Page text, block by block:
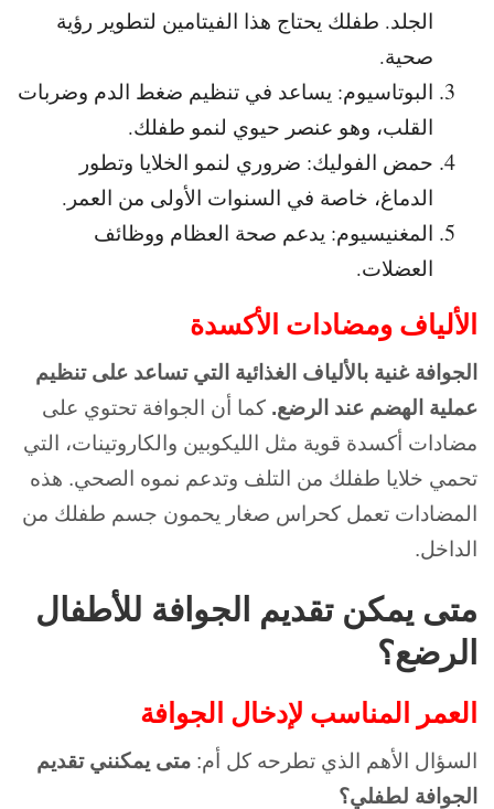
الجلد. طفلك يحتاج هذا الفيتامين لتطوير رؤية
صحية.
البوتاسيوم: يساعد في تنظيم ضغط الدم وضربات
القلب، وهو عنصر حيوي لنمو طفلك.
حمض الفوليك: ضروري لنمو الخلايا وتطور
الدماغ، خاصة في السنوات الأولى من العمر.
المغنيسيوم: يدعم صحة العظام ووظائف
العضلات.
الألياف ومضادات الأكسدة
الجوافة غنية بالألياف الغذائية التي تساعد على تنظيم
عملية الهضم عند الرضع. كما أن الجوافة تحتوي على
مضادات أكسدة قوية مثل الليكوبين والكاروتينات، التي
تحمي خلايا طفلك من التلف وتدعم نموه الصحي. هذه
المضادات تعمل كحراس صغار يحمون جسم طفلك من
الداخل.
متى يمكن تقديم الجوافة للأطفال
الرضع؟
العمر المناسب لإدخال الجوافة
السؤال الأهم الذي تطرحه كل أم: متى يمكنني تقديم
الجوافة لطفلي؟